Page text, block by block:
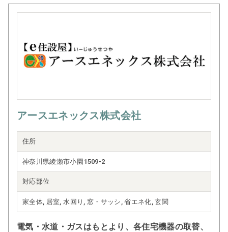
見積は無料にて対応致します。また、各種保険・補助金等
の対応もしています。
アースエネックス株式会社
住所
神奈川県綾瀬市小園1509-2
対応部位
家全体, 居室, 水回り, 窓・サッシ, 省エネ化, 玄関
電気・水道・ガスはもとより、各住宅機器の取替、